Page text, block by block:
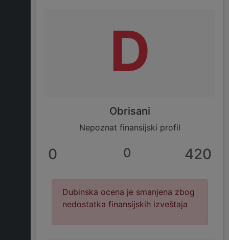
D
Obrisani
Nepoznat finansijski profil
0 0 420
Dubinska ocena je smanjena zbog
nedostatka finansijskih izveštaja